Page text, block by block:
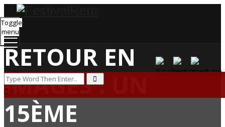
Toggle
menu
RETOUR EN
IMAGES : UN
15ÈME